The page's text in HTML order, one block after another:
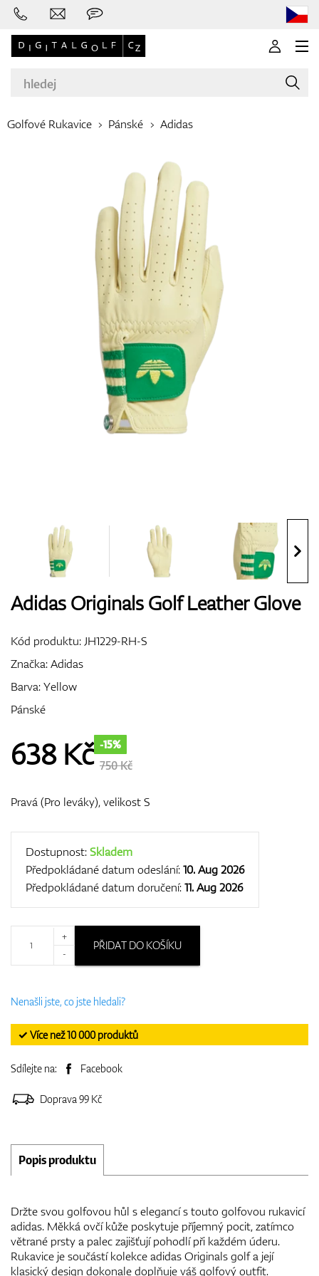
Golfové hole
Oblečení
Boty
Bagy
Golfové Rukavice Pánské Adidas
Adidas Originals Golf Leather Glove
Kód produktu:JH1229-RH-S
Značka:Adidas
Barva: Yellow
Pánské
638Kč -15%
750 Kč
Pravá (Pro leváky), velikost S
Dostupnost:Skladem
Předpokládané datum odeslání:10. Aug 2026
Předpokládané datum doručení:11. Aug 2026
+
-
PŘIDAT DO KOŠÍKU
Nenašli jste, co jste hledali?
✓ Více než 10 000 produktů
Sdílejte na: Facebook
Doprava 99 Kč
Popis produktu
Držte svou golfovou hůl s elegancí s touto golfovou rukavicí
adidas. Měkká ovčí kůže poskytuje příjemný pocit, zatímco
větrané prsty a palec zajišťují pohodlí při každém úderu.
Rukavice je součástí kolekce adidas Originals golf a její
klasický design dokonale doplňuje váš golfový outfit.